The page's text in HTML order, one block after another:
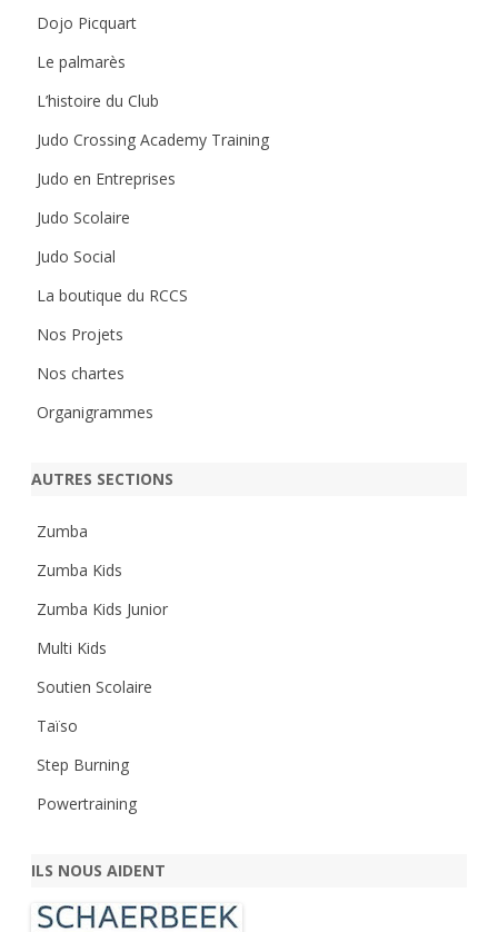
Dojo Picquart
Le palmarès
L’histoire du Club
Judo Crossing Academy Training
Judo en Entreprises
Judo Scolaire
Judo Social
La boutique du RCCS
Nos Projets
Nos chartes
Organigrammes
AUTRES SECTIONS
Zumba
Zumba Kids
Zumba Kids Junior
Multi Kids
Soutien Scolaire
Taïso
Step Burning
Powertraining
ILS NOUS AIDENT